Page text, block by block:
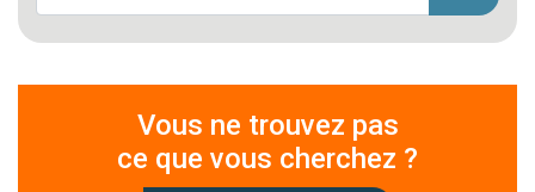
Vous ne trouvez pas
ce que vous cherchez ?